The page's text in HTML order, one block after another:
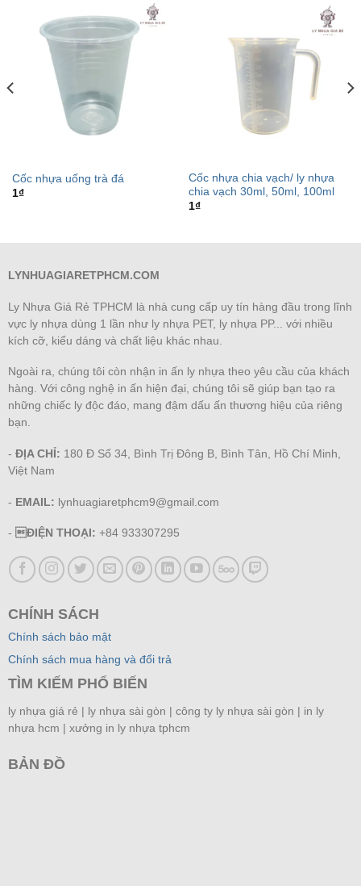
Cốc nhựa uống trà đá
1₫
Cốc nhựa chia vạch/ ly nhựa
chia vạch 30ml, 50ml, 100ml
1₫
LYNHUAGIARETPHCM.COM
Ly Nhựa Giá Rẻ TPHCM là nhà cung cấp uy tín hàng đầu trong lĩnh
vực ly nhựa dùng 1 lần như ly nhựa PET, ly nhựa PP... với nhiều
kích cỡ, kiểu dáng và chất liệu khác nhau.
Ngoài ra, chúng tôi còn nhận in ấn ly nhựa theo yêu cầu của khách
hàng. Với công nghệ in ấn hiện đại, chúng tôi sẽ giúp bạn tạo ra
những chiếc ly độc đáo, mang đậm dấu ấn thương hiệu của riêng
bạn.
- ĐỊA CHỈ: 180 Đ Số 34, Bình Trị Đông B, Bình Tân, Hồ Chí Minh,
Việt Nam
- EMAIL: lynhuagiaretphcm9@gmail.com
- ĐIỆN THOẠI: +84 933307295
CHÍNH SÁCH
Chính sách bảo mật
Chính sách mua hàng và đổi trả
TÌM KIẾM PHỔ BIẾN
ly nhựa giá rẻ | ly nhựa sài gòn | công ty ly nhựa sài gòn | in ly
nhựa hcm | xưởng in ly nhựa tphcm
BẢN ĐỒ